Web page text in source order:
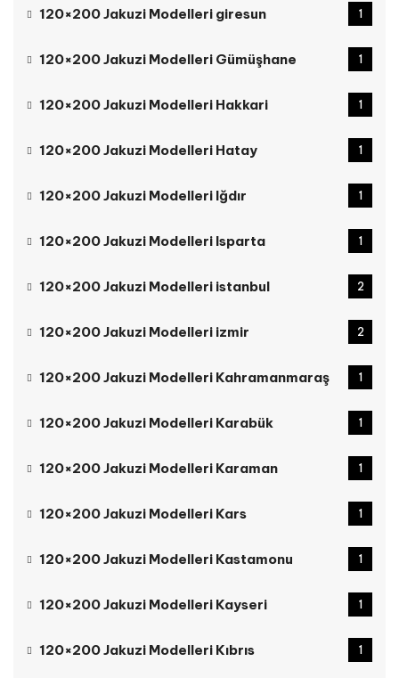
120×200 Jakuzi Modelleri giresun 1
120×200 Jakuzi Modelleri Gümüşhane 1
120×200 Jakuzi Modelleri Hakkari 1
120×200 Jakuzi Modelleri Hatay 1
120×200 Jakuzi Modelleri Iğdır 1
120×200 Jakuzi Modelleri Isparta 1
120×200 Jakuzi Modelleri istanbul 2
120×200 Jakuzi Modelleri izmir 2
120×200 Jakuzi Modelleri Kahramanmaraş 1
120×200 Jakuzi Modelleri Karabük 1
120×200 Jakuzi Modelleri Karaman 1
120×200 Jakuzi Modelleri Kars 1
120×200 Jakuzi Modelleri Kastamonu 1
120×200 Jakuzi Modelleri Kayseri 1
120×200 Jakuzi Modelleri Kıbrıs 1